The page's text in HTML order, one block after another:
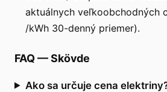
aktuálnych veľkoobchodných
/kWh 30-denný priemer).
FAQ —Skövde
Ako sa určuje cena